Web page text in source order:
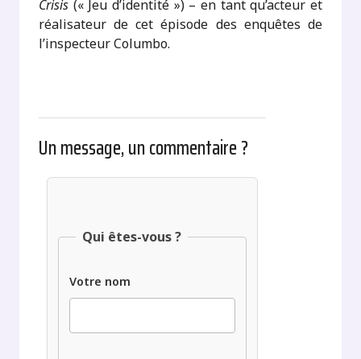
Crisis (« Jeu d’identité ») – en tant qu’acteur et
réalisateur de cet épisode des enquêtes de
l’inspecteur Columbo.
Un message, un commentaire ?
Qui êtes-vous ?
Votre nom